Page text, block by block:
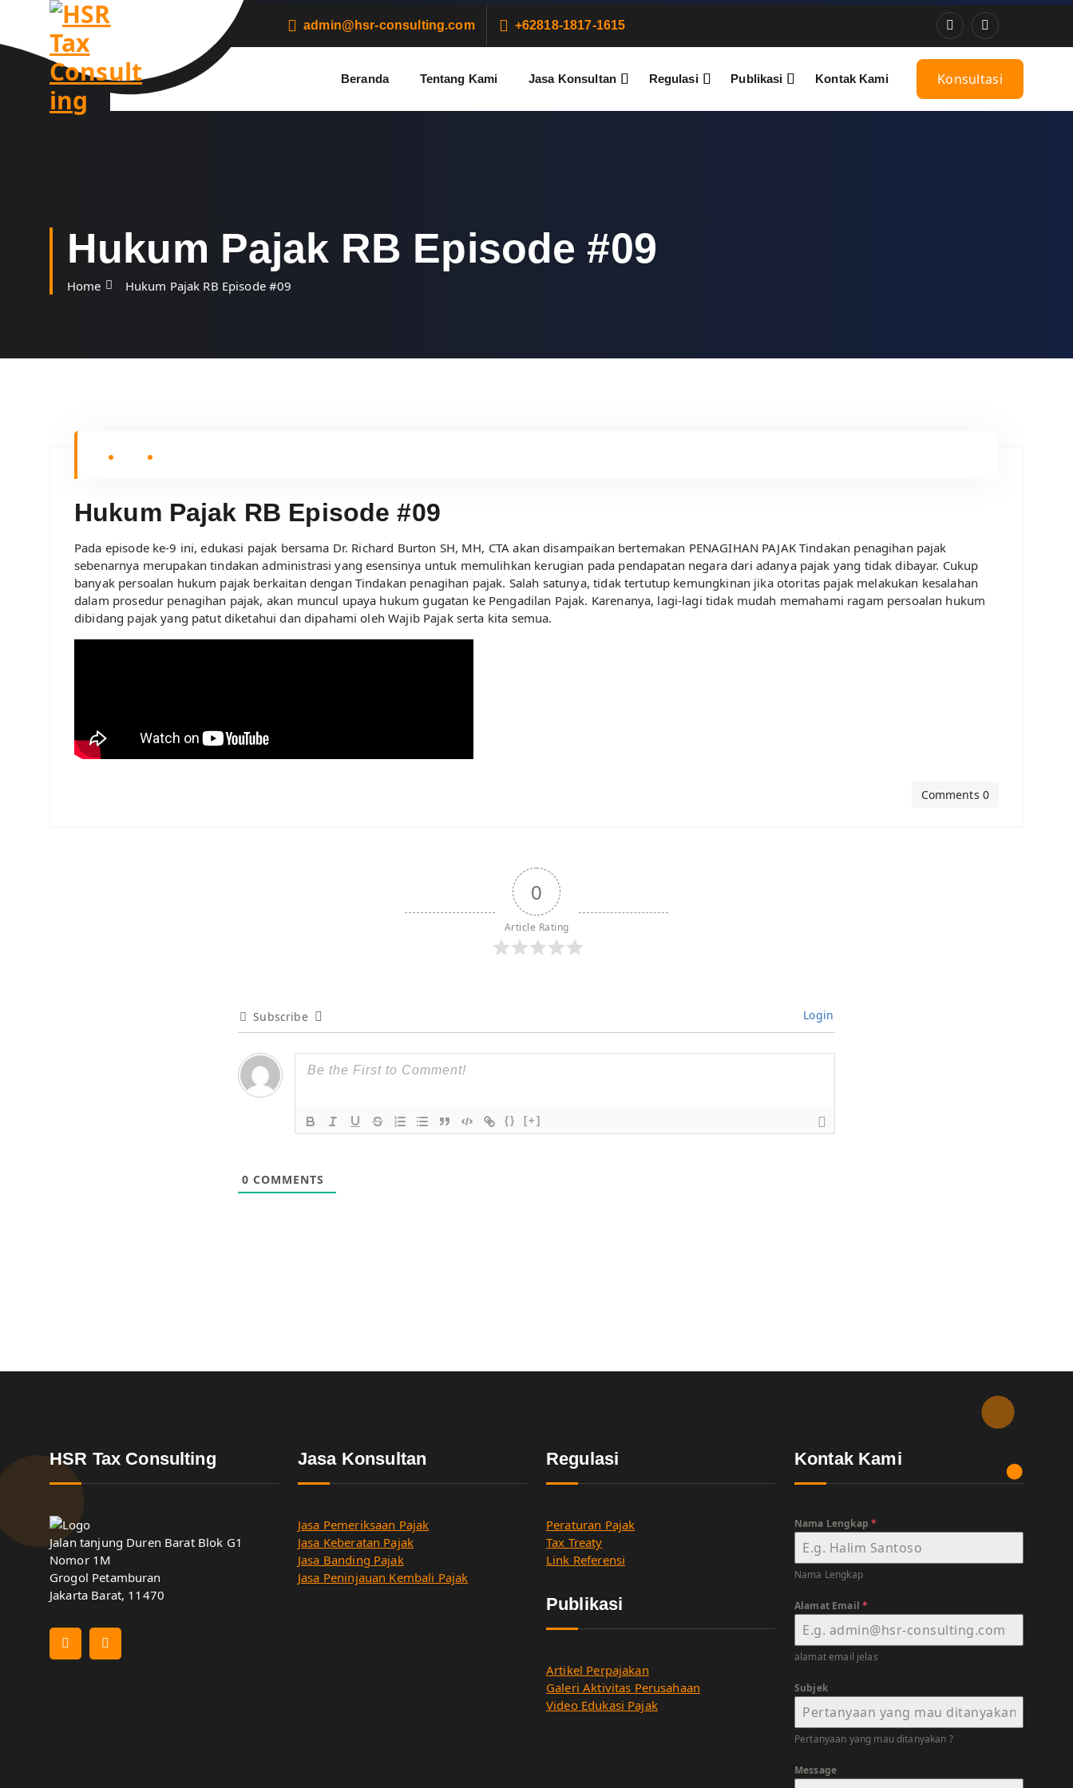
i
admin@hsr-consulting.com +62818-1817-1615
Beranda Tentang Kami Jasa Konsultan Regulasi Publikasi Kontak Kami Konsultasi
Hukum Pajak RB Episode #09
Home Hukum Pajak RB Episode #09
Hukum Pajak RB Episode #09
Pada episode ke-9 ini, edukasi pajak bersama Dr. Richard Burton SH, MH, CTA akan disampaikan bertemakan PENAGIHAN PAJAK Tindakan penagihan pajak
sebenarnya merupakan tindakan administrasi yang esensinya untuk memulihkan kerugian pada pendapatan negara dari adanya pajak yang tidak dibayar. Cukup
banyak persoalan hukum pajak berkaitan dengan Tindakan penagihan pajak. Salah satunya, tidak tertutup kemungkinan jika otoritas pajak melakukan kesalahan
dalam prosedur penagihan pajak, akan muncul upaya hukum gugatan ke Pengadilan Pajak. Karenanya, lagi-lagi tidak mudah memahami ragam persoalan hukum
dibidang pajak yang patut diketahui dan dipahami oleh Wajib Pajak serta kita semua.
Comments 0
0
Article Rating
Subscribe Login
{} [+]
0 COMMENTS
HSR Tax Consulting
Jalan tanjung Duren Barat Blok G1
Nomor 1M
Grogol Petamburan
Jakarta Barat, 11470
Jasa Konsultan
Jasa Pemeriksaan Pajak
Jasa Keberatan Pajak
Jasa Banding Pajak
Jasa Peninjauan Kembali Pajak
Regulasi
Peraturan Pajak
Tax Treaty
Link Referensi
Publikasi
Artikel Perpajakan
Galeri Aktivitas Perusahaan
Video Edukasi Pajak
Kontak Kami
Nama Lengkap *
Nama Lengkap
Alamat Email *
alamat email jelas
Subjek
Pertanyaan yang mau ditanyakan ?
Message